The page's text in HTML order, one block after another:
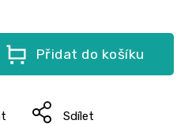
Přidat do košíku
Sdílet